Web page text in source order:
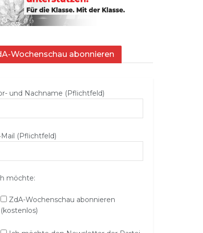
Wochenschau abonnieren
und Nachname (Pflichtfeld)
(Pflichtfeld)
möchte:
ZdA-Wochenschau abonnieren
(kostenlos)